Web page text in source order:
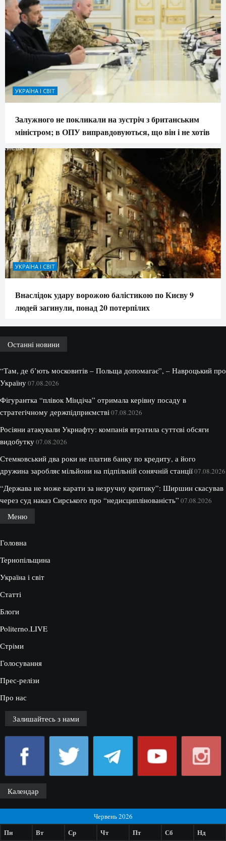
УКРАЇНА І СВІТ
Залужного не покликали на зустріч з британським
міністром; в ОПУ виправдовуються, що він і не хотів
УКРАЇНА І СВІТ
Внаслідок удару ворожою балістикою по Києву 9
людей загинули, понад 20 потерпілих
Останні новини
“Там, де б’ють московитів – Польща допомагає”, – Навроцький про
Україну07.08.2026
Фігурантка “плівок Міндіча” отримала керівну посаду в
стратегічному держпідприємстві07.08.2026
Росіяни атакували Укрнафту: компанія втратила суттєві обсяги
видобутку07.08.2026
Стемковський два роки не платив банку по кредиту, а його
дружина заробляє мільйони на підпільній сонячній станції07.08.2026
“Держава не може карати за незручну критику”: Ширшин скасував
через суд наказ Сирського про “недисциплінованість” 07.08.2026
Меню
Головна
Тернопільщина
Україна і світ
Статті
Блоги
Politerno.LIVE
Стріми
Голосування
Прес-релізи
Про нас
Залишайтесь з нами
Календар
Червень 2026
Пн Вт Ср Чт Пт Сб Нд